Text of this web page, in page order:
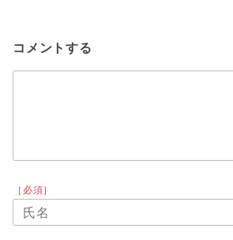
コメントする
［必須］